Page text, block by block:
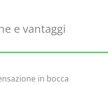
e vantaggi
in bocca